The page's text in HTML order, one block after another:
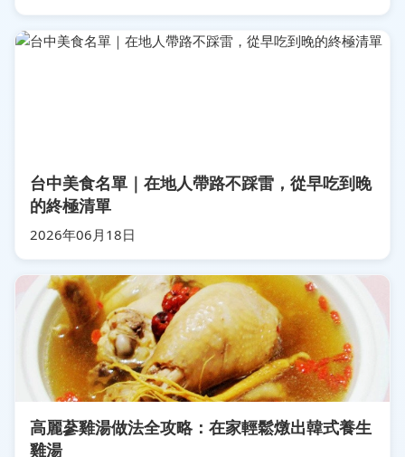
台中美食名單｜在地人帶路不踩雷，從早吃到晚
的終極清單
2026年06月18日
高麗蔘雞湯做法全攻略：在家輕鬆燉出韓式養生
雞湯